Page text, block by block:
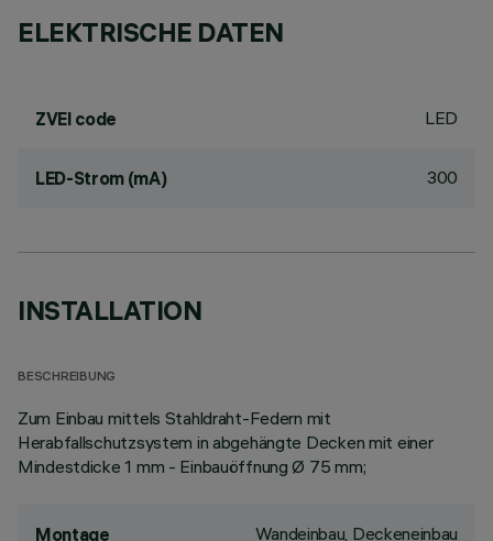
ELEKTRISCHE DATEN
ZVEI code LED
LED-Strom (mA) 300
INSTALLATION
BESCHREIBUNG
Zum Einbau mittels Stahldraht-Federn mit
Herabfallschutzsystem in abgehängte Decken mit einer
Mindestdicke 1 mm - Einbauöffnung Ø 75 mm;
Montage Wandeinbau, Deckeneinbau